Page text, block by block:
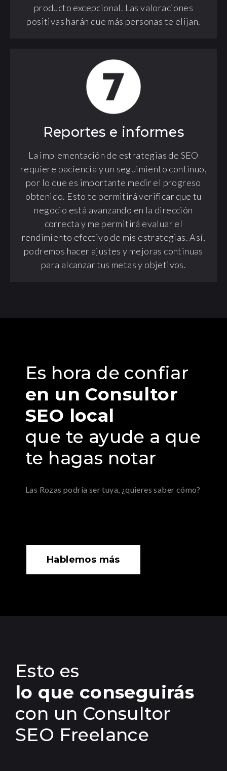
producto excepcional. Las valoraciones
positivas harán que más personas te elijan.
Reportes e informes
La implementación de estrategias de SEO
requiere paciencia y un seguimiento continuo,
por lo que es importante medir el progreso
obtenido. Esto te permitirá verificar que tu
negocio está avanzando en la dirección
correcta y me permitirá evaluar el
rendimiento efectivo de mis estrategias. Así,
podremos hacer ajustes y mejoras continuas
para alcanzar tus metas y objetivos.
Es hora de confiar
en un Consultor
SEO local
que te ayude a que
te hagas notar
Las Rozas podría ser tuya, ¿quieres saber cómo?
Hablemos más
Esto es
lo que conseguirás
con un Consultor
SEO Freelance